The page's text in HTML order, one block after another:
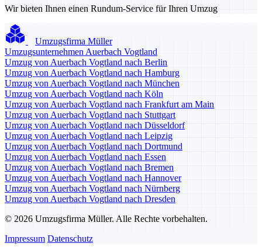
Wir bieten Ihnen einen Rundum-Service für Ihren Umzug
Umzugsfirma Müller
Umzugsunternehmen Auerbach Vogtland
Umzug von Auerbach Vogtland nach Berlin
Umzug von Auerbach Vogtland nach Hamburg
Umzug von Auerbach Vogtland nach München
Umzug von Auerbach Vogtland nach Köln
Umzug von Auerbach Vogtland nach Frankfurt am Main
Umzug von Auerbach Vogtland nach Stuttgart
Umzug von Auerbach Vogtland nach Düsseldorf
Umzug von Auerbach Vogtland nach Leipzig
Umzug von Auerbach Vogtland nach Dortmund
Umzug von Auerbach Vogtland nach Essen
Umzug von Auerbach Vogtland nach Bremen
Umzug von Auerbach Vogtland nach Hannover
Umzug von Auerbach Vogtland nach Nürnberg
Umzug von Auerbach Vogtland nach Dresden
© 2026 Umzugsfirma Müller. Alle Rechte vorbehalten.
Impressum Datenschutz